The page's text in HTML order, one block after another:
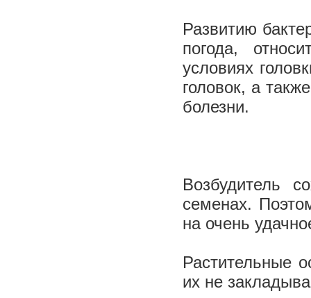
Развитию
погода,
условиях
головок, а
болезни.
Возбудитель
семенах.
на очень
Растительные
их не